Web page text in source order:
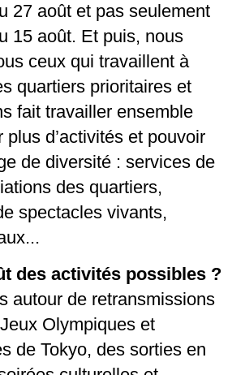
27 août et pas seulement
15 août. Et puis, nous
ceux qui travaillent à
quartiers prioritaires et
fait travailler ensemble
plus d’activités et pouvoir
de diversité : services de
des quartiers,
spectacles vivants,
des activités possibles ?
autour de retransmissions
Olympiques et
de Tokyo, des sorties en